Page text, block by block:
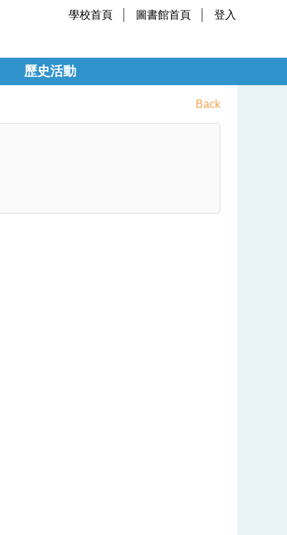
學校首頁 圖書館首頁 登入
歷史活動
Back